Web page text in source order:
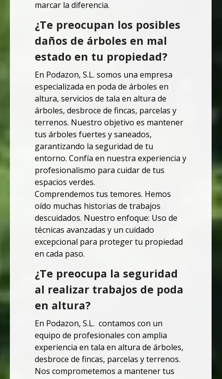
marcar la diferencia.
¿Te preocupan los posibles
daños de árboles en mal
estado en tu propiedad?
En Podazon, S.L. somos una empresa
especializada en poda de árboles en
altura, servicios de tala en altura de
árboles, desbroce de fincas, parcelas y
terrenos. Nuestro objetivo es mantener
tus árboles fuertes y saneados,
garantizando la seguridad de tu
entorno. Confía en nuestra experiencia y
profesionalismo para cuidar de tus
espacios verdes.
Comprendemos tus temores. Hemos
oído muchas historias de trabajos
descuidados. Nuestro enfoque: Uso de
técnicas avanzadas y un cuidado
excepcional para proteger tu propiedad
en cada paso.
¿Te preocupa la seguridad
al realizar trabajos de poda
en altura?
En Podazon, S.L. contamos con un
equipo de profesionales con amplia
experiencia en tala en altura de árboles,
desbroce de fincas, parcelas y terrenos.
Nos comprometemos a mantener tus